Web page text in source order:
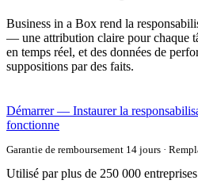
Business in a Box rend la
— une attribution claire pour chaque
en temps réel, et des données de
suppositions par des faits.
Démarrer — Instaurer la
fonctionne
Garantie de remboursement 14 jours ·
Utilisé par plus de 250 000